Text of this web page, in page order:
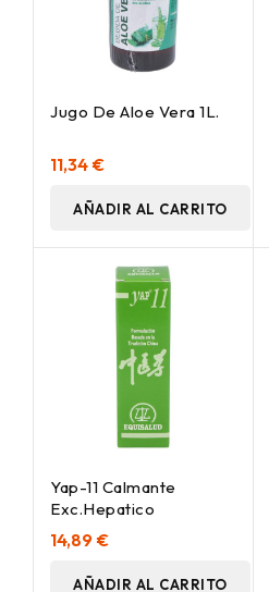
Jugo De Aloe Vera 1L.
11,34 €
AÑADIR AL CARRITO
Yap-11 Calmante
Exc.Hepatico
14,89 €
AÑADIR AL CARRITO